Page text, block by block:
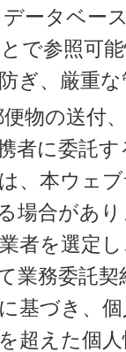
ータベー
で参照可
ぎ、厳重
物の送付
者に委託
、本ウェ
場合があ
者を選定
業務委託
基づき、
超えた個